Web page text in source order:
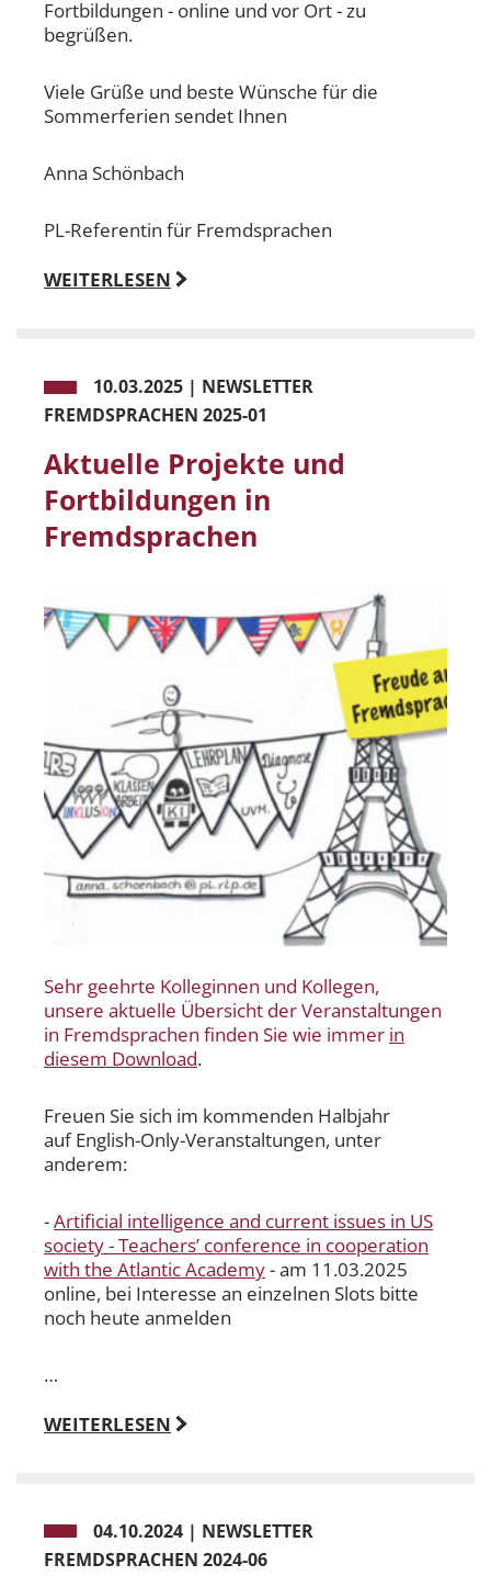
Fortbildungen - online und vor Ort - zu
begrüßen.
Viele Grüße und beste Wünsche für die
Sommerferien sendet Ihnen
Anna Schönbach
PL-Referentin für Fremdsprachen
WEITERLESEN
10.03.2025 | NEWSLETTER
FREMDSPRACHEN 2025-01
Aktuelle Projekte und
Fortbildungen in
Fremdsprachen
Sehr geehrte Kolleginnen und Kollegen,
unsere aktuelle Übersicht der Veranstaltungen
in Fremdsprachen finden Sie wie immer in
diesem Download.
Freuen Sie sich im kommenden Halbjahr
auf English-Only-Veranstaltungen, unter
anderem:
-Artificial intelligence and current issues in US
society - Teachers’ conference in cooperation
with the Atlantic Academy- am 11.03.2025
online, bei Interesse an einzelnen Slots bitte
noch heute anmelden
…
WEITERLESEN
04.10.2024 | NEWSLETTER
FREMDSPRACHEN 2024-06